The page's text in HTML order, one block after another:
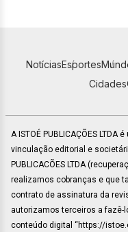
NotíciasEsportes
Cidades
A ISTOÉ PUBLICAÇÕES
vinculação editorial e
PUBLICACÕES LTDA
realizamos cobranças e que
contrato de assinatura da
autorizamos terceiros a fazê-
conteúdo digital “https://